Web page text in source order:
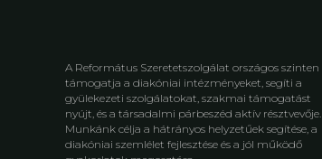
A Református Szeretetszolgálat országos szinten
támogatja a diakóniai intézményeket, segíti a
gyülekezeti szolgálatokat, szakmai támogatást
nyújt, és a társadalmi párbeszéd aktív résztvevője.
Munkánk célja a hátrányos helyzetűek segítése, a
diakóniai szemlélet fejlesztése és a jól működő